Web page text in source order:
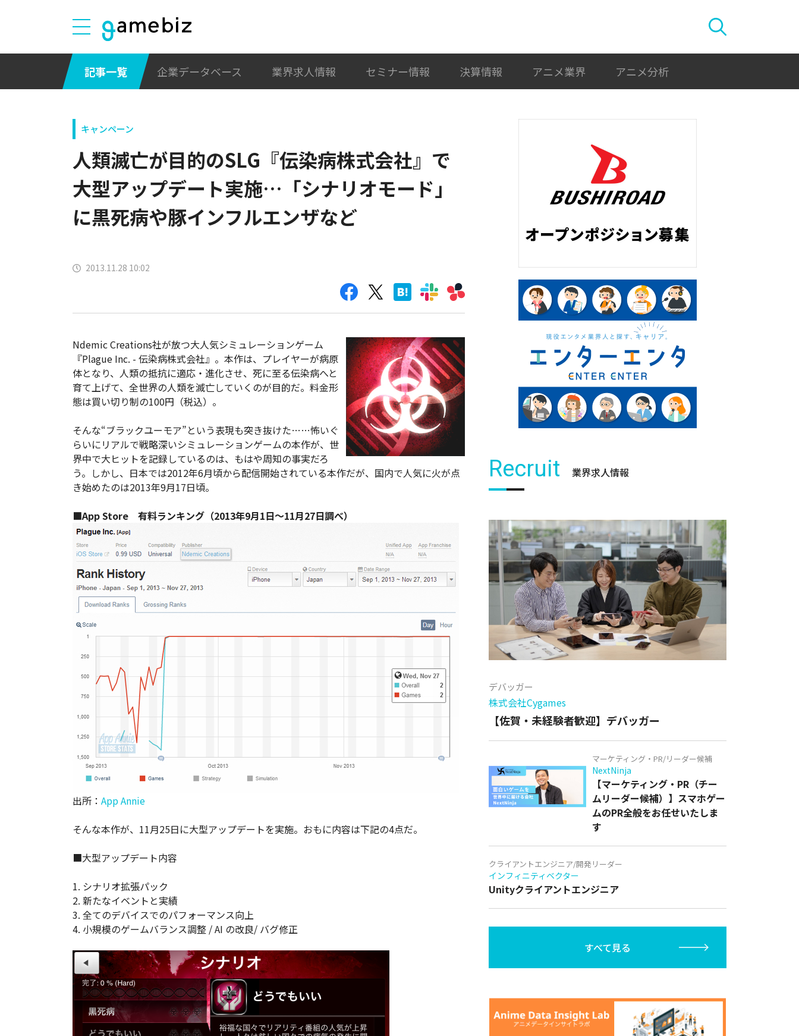
記事一覧 企業データベース 業界求人情報 セミナー情報 決算情報 アニメ業界 アニメ分析
キャンペーン
人類滅亡が目的のSLG『伝染病株式会社』で
大型アップデート実施…「シナリオモード」
に黒死病や豚インフルエンザなど
2013.11.28 10:02
Ndemic Creations社が放つ大人気シミュレーションゲーム
『Plague Inc. - 伝染病株式会社』。本作は、プレイヤーが病原
体となり、人類の抵抗に適応・進化させ、死に至る伝染病へと
育て上げて、全世界の人類を滅亡していくのが目的だ。料金形
態は買い切り制の100円（税込）。
そんな“ブラックユーモア”という表現も突き抜けた……怖いぐ
らいにリアルで戦略深いシミュレーションゲームの本作が、世
界中で大ヒットを記録しているのは、もはや周知の事実だろ
う。しかし、日本では2012年6月頃から配信開始されている本作だが、国内で人気に火が点
き始めたのは2013年9月17日頃。
■App Store 有料ランキング（2013年9月1日～11月27日調べ）
出所： App Annie
そんな本作が、11月25日に大型アップデートを実施。おもに内容は下記の4点だ。
■大型アップデート内容
1. シナリオ拡張パック
2. 新たなイベントと実績
3. 全てのデバイスでのパフォーマンス向上
4. 小規模のゲームバランス調整 / AI の改良/ バグ修正
Recruit 業界求人情報
デバッガー
株式会社Cygames
【佐賀・未経験者歓迎】デバッガー
マーケティング・PR/リーダー候補
NextNinja
【マーケティング・PR（チー
ムリーダー候補）】スマホゲー
ムのPR全般をお任せいたしま
す
クライアントエンジニア/開発リーダー
インフィニティベクター
Unityクライアントエンジニア
すべて見る